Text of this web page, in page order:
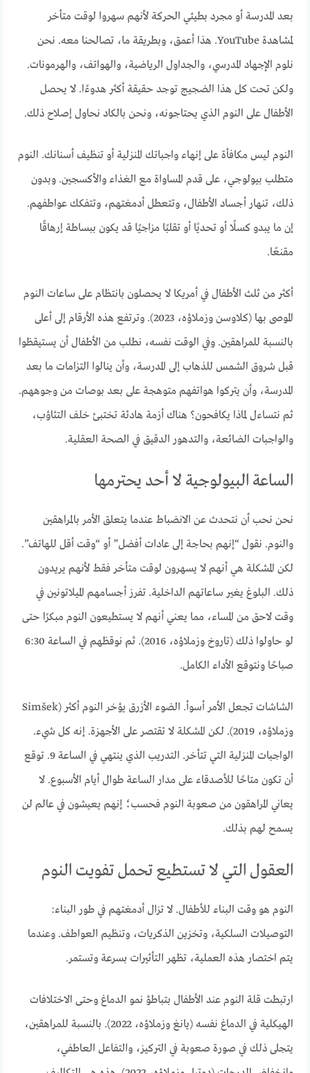
بعد المدرسة أو مجرد بطيئي الحركة لأنهم سهروا لوقت متأخر
لمشاهدة YouTube. هذا أعمق، وبطريقة ما، تصالحنا معه. نحن
نلوم الإجهاد المدرسي، والجداول الرياضية، والهواتف، والهرمونات.
ولكن تحت كل هذا الضجيج توجد حقيقة أكثر هدوءًا. لا يحصل
الأطفال على النوم الذي يحتاجونه، ونحن بالكاد نحاول إصلاح ذلك.
النوم ليس مكافأة على إنهاء واجباتك المنزلية أو تنظيف أسنانك. النوم
متطلب بيولوجي، على قدم المساواة مع الغذاء والأكسجين. وبدون
ذلك، تنهار أجساد الأطفال، وتتعطل أدمغتهم، وتتفكك عواطفهم.
إن ما يبدو كسلًا أو تحديًا أو تقلبًا مزاجيًا قد يكون ببساطة إرهاقًا
مقنعًا.
أكثر من ثلث الأطفال في أمريكا لا يحصلون بانتظام على ساعات النوم
الموصى بها (كلاوسن وزملاؤه، 2023). وترتفع هذه الأرقام إلى أعلى
بالنسبة للمراهقين. وفي الوقت نفسه، نطلب من الأطفال أن يستيقظوا
قبل شروق الشمس للذهاب إلى المدرسة، وأن ينالوا التزامات ما بعد
المدرسة، وأن يتركوا هواتفهم متوهجة على بعد بوصات من وجوههم.
ثم نتساءل لماذا يكافحون؟ هناك أزمة هادئة تختبئ خلف التثاؤب،
والواجبات الضائعة، والتدهور الدقيق في الصحة العقلية.
الساعة البيولوجية لا أحد يحترمها
نحن نحب أن نتحدث عن الانضباط عندما يتعلق الأمر بالمراهقين
والنوم. نقول “إنهم بحاجة إلى عادات أفضل” أو “وقت أقل للهاتف”.
لكن المشكلة هي أنهم لا يسهرون لوقت متأخر فقط لأنهم يريدون
ذلك. البلوغ يغير ساعاتهم الداخلية. تفرز أجسامهم الميلاتونين في
وقت لاحق من المساء، مما يعني أنهم لا يستطيعون النوم مبكرًا حتى
لو حاولوا ذلك (تاروخ وزملاؤه، 2016). ثم نوقظهم في الساعة 6:30
صباحًا ونتوقع الأداء الكامل.
الشاشات تجعل الأمر أسوأ. الضوء الأزرق يؤخر النوم أكثر (Simšek
وزملاؤه، 2019). لكن المشكلة لا تقتصر على الأجهزة. إنه كل شيء.
الواجبات المنزلية التي تتأخر. التدريب الذي ينتهي في الساعة 9. توقع
أن تكون متاحًا للأصدقاء على مدار الساعة طوال أيام الأسبوع. لا
يعاني المراهقون من صعوبة النوم فحسب؛ إنهم يعيشون في عالم لن
يسمح لهم بذلك.
العقول التي لا تستطيع تحمل تفويت النوم
النوم هو وقت البناء للأطفال. لا تزال أدمغتهم في طور البناء:
التوصيلات السلكية، وتخزين الذكريات، وتنظيم العواطف. وعندما
يتم اختصار هذه العملية، تظهر التأثيرات بسرعة وتستمر.
ارتبطت قلة النوم عند الأطفال بتباطؤ نمو الدماغ وحتى الاختلافات
الهيكلية في الدماغ نفسه (يانغ وزملاؤه، 2022). بالنسبة للمراهقين،
يتجلى ذلك في صورة صعوبة في التركيز، والتفاعل العاطفي،